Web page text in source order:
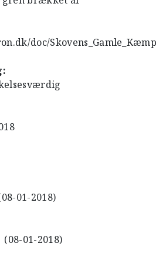
doc/
01-2018)
01-2018)